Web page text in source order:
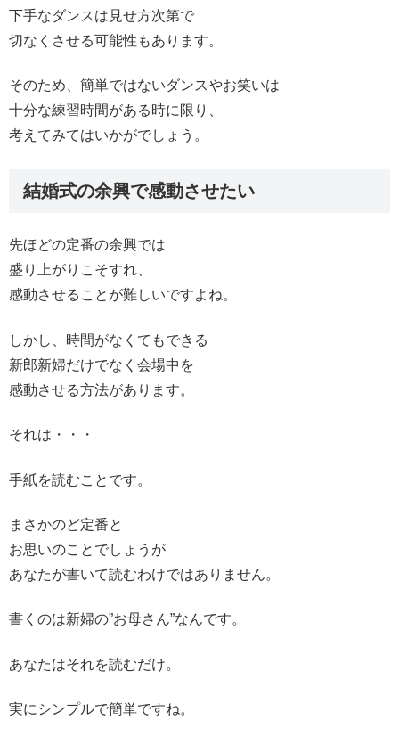
下手なダンスは見せ方次第で
切なくさせる可能性もあります。
そのため、簡単ではないダンスやお笑いは
十分な練習時間がある時に限り、
考えてみてはいかがでしょう。
結婚式の余興で感動させたい
先ほどの定番の余興では
盛り上がりこそすれ、
感動させることが難しいですよね。
しかし、時間がなくてもできる
新郎新婦だけでなく会場中を
感動させる方法があります。
それは・・・
手紙を読むことです。
まさかのど定番と
お思いのことでしょうが
あなたが書いて読むわけではありません。
書くのは新婦の”お母さん”なんです。
あなたはそれを読むだけ。
実にシンプルで簡単ですね。